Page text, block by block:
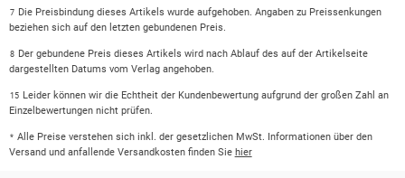
7 Die Preisbindung dieses Artikels wurde aufgehoben. Angaben zu Preissenkungen
beziehen sich auf den letzten gebundenen Preis.
8 Der gebundene Preis dieses Artikels wird nach Ablauf des auf der Artikelseite
dargestellten Datums vom Verlag angehoben.
15 Leider können wir die Echtheit der Kundenbewertung aufgrund der großen Zahl an
Einzelbewertungen nicht prüfen.
* Alle Preise verstehen sich inkl. der gesetzlichen MwSt. Informationen über den
Versand und anfallende Versandkosten finden Sie hier